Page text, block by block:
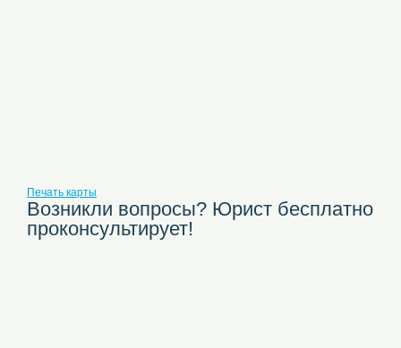
Печать карты
Возникли вопросы? Юрист бесплатно
проконсультирует!